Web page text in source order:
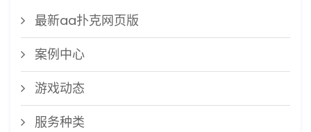
最新aa扑克网页版
案例中心
游戏动态
服务种类